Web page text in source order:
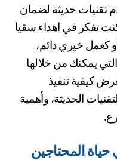
أكثر كفاءة واستدامة، حيث تُستخدم تقنيات حديثة لضمان
توفير المياه بشكل آمن ودائم، إذا كنت تفكر في اهداء سقيا
الماء كصدقة جارية لشخص عزيز أو كعمل خيري دائم،
فهناك العديد من الطرق المبتكرة التي يمكنك من خلالها
المساهمة، وفيما يلي؛ سوف نستعرض كيفية تنفيذ
مشروعات سقيا الماء باستخدام التقنيات الحديثة، وأهمية
المحتاجين